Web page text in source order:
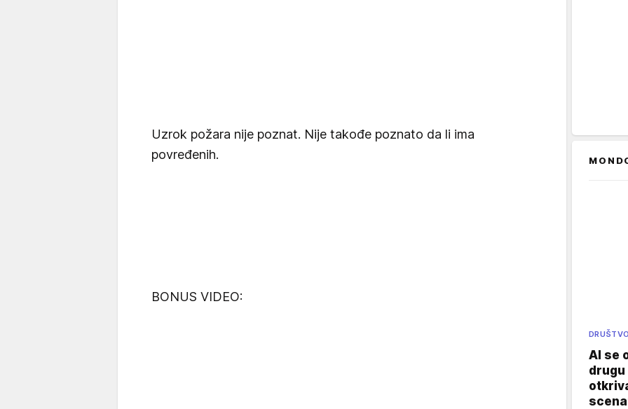
Uzrok požara nije poznat. Nije takođe poznato da li ima
povređenih.
BONUS VIDEO:
DRUŠTVO
AI se